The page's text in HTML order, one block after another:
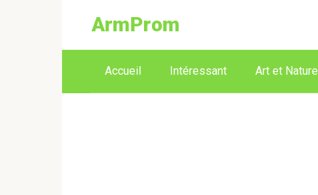
ArmProm
Accueil Intéressant Art et Nature